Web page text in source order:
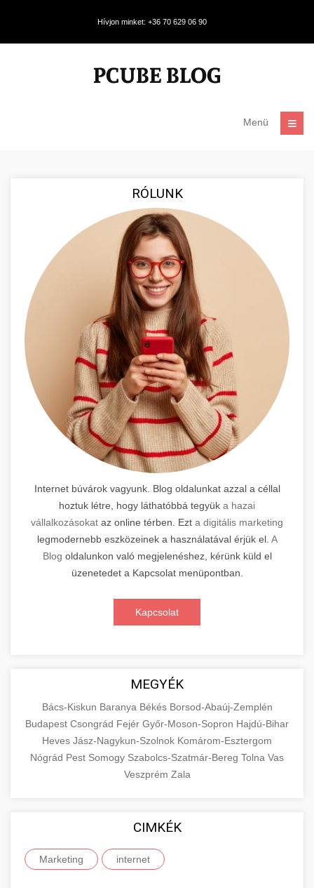
Hívjon minket: +36 70 629 06 90
Menü
RÓLUNK
Internet búvárok vagyunk. Blog oldalunkat azzal a céllal
hoztuk létre, hogy láthatóbbá tegyük a hazai
vállalkozásokat az online térben. Ezt a digitális marketing
legmodernebb eszközeinek a használatával érjük el. A
Blog oldalunkon való megjelenéshez, kérünk küld el
üzenetedet a Kapcsolat menüpontban.
Kapcsolat
MEGYÉK
Bács-Kiskun Baranya Békés Borsod-Abaúj-Zemplén
Budapest Csongrád Fejér Győr-Moson-Sopron Hajdú-Bihar
Heves Jász-Nagykun-Szolnok Komárom-Esztergom
Nógrád Pest Somogy Szabolcs-Szatmár-Bereg Tolna Vas
Veszprém Zala
CIMKÉK
Marketing internet